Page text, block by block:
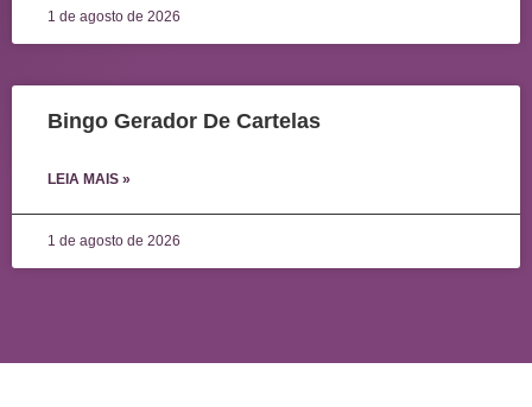
1 de agosto de 2026
Bingo Gerador De Cartelas
LEIA MAIS »
1 de agosto de 2026